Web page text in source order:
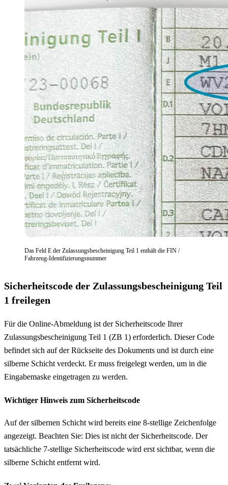
Das Feld E der Zulassungsbescheinigung Teil 1 enthält die FIN /
Fahrzeug-Identifizierungsnummer
Sicherheitscode der Zulassungsbescheinigung Teil
1 freilegen
Für die Online-Abmeldung ist der Sicherheitscode Ihrer
Zulassungsbescheinigung Teil 1 (ZB 1) erforderlich. Dieser Code
befindet sich auf der Rückseite des Dokuments und ist durch eine
silberne Schicht verdeckt. Er muss freigelegt werden, um in die
Eingabemaske eingetragen zu werden.
Wichtiger Hinweis zum Sicherheitscode
Auf der silbernen Schicht wird bereits eine 8-stellige Zeichenfolge
angezeigt. Beachten Sie: Dies ist nicht der Sicherheitscode. Der
tatsächliche 7-stellige Sicherheitscode wird erst sichtbar, wenn die
silberne Schicht entfernt wird.